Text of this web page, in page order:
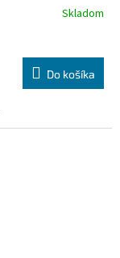
Skladom
Do košíka